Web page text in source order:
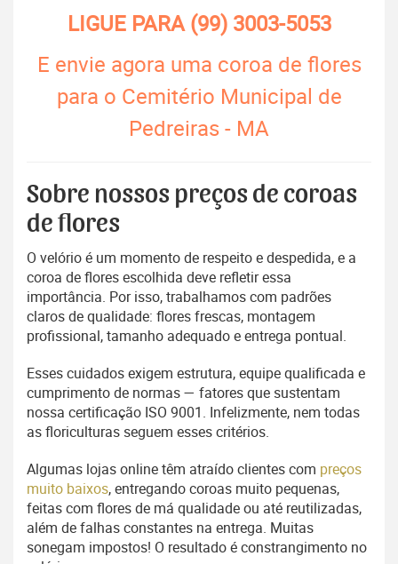
LIGUE PARA(99) 3003-5053
E envie agora uma coroa de flores
para o Cemitério Municipal de
Pedreiras - MA
Sobre nossos preços de coroas
de flores
O velório é um momento de respeito e despedida, e a
coroa de flores escolhida deve refletir essa
importância. Por isso, trabalhamos com padrões
claros de qualidade: flores frescas, montagem
profissional, tamanho adequado e entrega pontual.
Esses cuidados exigem estrutura, equipe qualificada e
cumprimento de normas — fatores que sustentam
nossa certificação ISO 9001. Infelizmente, nem todas
as floriculturas seguem esses critérios.
Algumas lojas online têm atraído clientes com preços
muito baixos, entregando coroas muito pequenas,
feitas com flores de má qualidade ou até reutilizadas,
além de falhas constantes na entrega. Muitas
sonegam impostos! O resultado é constrangimento no